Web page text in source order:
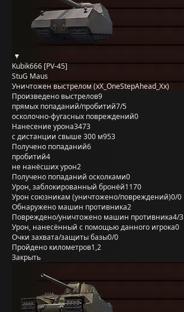
Kubik666 [PV-45]
StuG Maus
Уничтожен выстрелом (xX_OneStepAhead_Xx)
Произведено выстрелов9
прямых попаданий/пробитий7/5
осколочно-фугасных повреждений0
Нанесение урона3473
с дистанции свыше 300 м953
Получено попаданий6
пробитий4
не нанёсших урон2
Получено попаданий осколками0
Урон, заблокированный бронёй1170
Урон союзникам (уничтожено/повреждений)0/0
Обнаружено машин противника2
Повреждено/уничтожено машин противника4/3
Урон, нанесённый с помощью данного игрока0
Очки захвата/защиты базы0/0
Пройдено километров1,2
Закрыть